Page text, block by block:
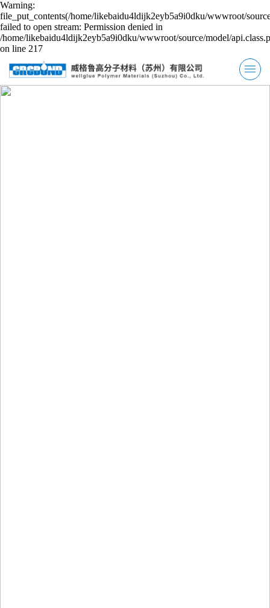
Warning:
file_put_contents(/home/likebaidu4ldijk2eyb5a9i0dku/wwwroot/
failed to open stream: Permission denied in
/home/likebaidu4ldijk2eyb5a9i0dku/wwwroot/source/model/
on line 217